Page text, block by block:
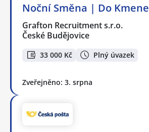
Noční Směna | Do Kmene
Grafton Recruitment s.r.o.
České Budějovice
33 000 Kč Plný úvazek
Zveřejněno: 3. srpna